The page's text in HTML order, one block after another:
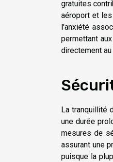
gratuites
aéroport et
l'anxiété
permettant
directement
La tranquillité
une durée
mesures de
assurant une
puisque la